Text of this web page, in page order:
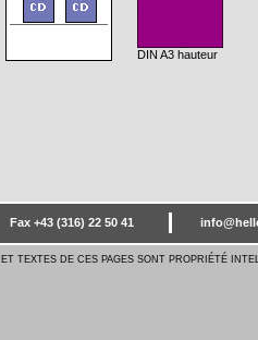
DIN A3 hauteur
Fax +43 (316) 22 50 41
TEXTES DE CES PAGES SONT PROPRIÉTÉ